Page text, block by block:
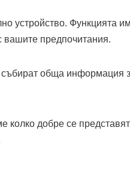
устройство. Функцията
вашите предпочитания.
обща информация
колко добре се